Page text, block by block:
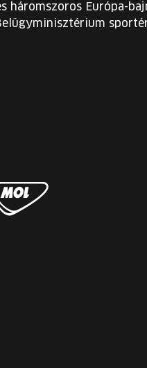
háromszoros Európa-